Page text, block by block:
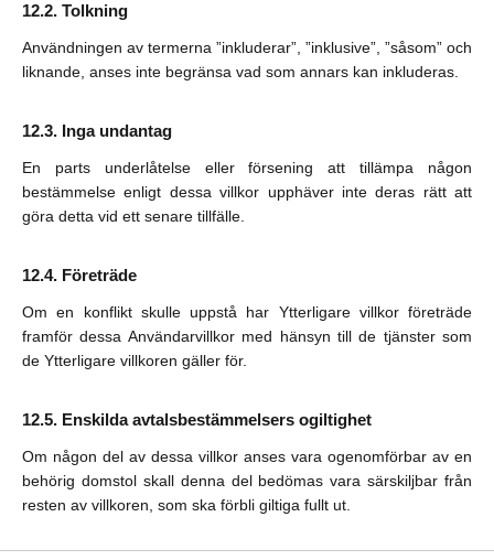
Tolkning
Användningen av termerna ”inkluderar”, ”inklusive”, ”såsom” och
liknande, anses inte begränsa vad som annars kan inkluderas.
Inga undantag
En parts underlåtelse eller försening att tillämpa någon
bestämmelse enligt dessa villkor upphäver inte deras rätt att
göra detta vid ett senare tillfälle.
Företräde
Om en konflikt skulle uppstå har Ytterligare villkor företräde
framför dessa Användarvillkor med hänsyn till de tjänster som
de Ytterligare villkoren gäller för.
Enskilda avtalsbestämmelsers ogiltighet
Om någon del av dessa villkor anses vara ogenomförbar av en
behörig domstol skall denna del bedömas vara särskiljbar från
resten av villkoren, som ska förbli giltiga fullt ut.